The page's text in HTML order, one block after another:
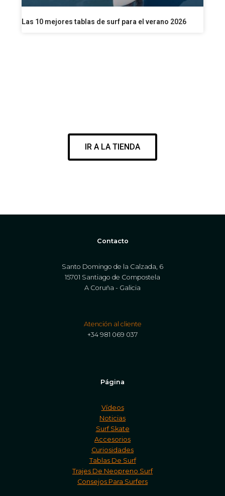
Las 10 mejores tablas de surf para el verano 2026
IR A LA TIENDA
Contacto
Santo Domingo de la Calzada, 6
15701 Santiago de Compostela
A Coruña - Galicia
Atención al cliente
+34 981 069 037
Página
Vídeos
Noticias
Surf Skate
Accesorios
Curiosidades
Tablas De Surf
Trajes De Neopreno Surf
Consejos Para Surfers